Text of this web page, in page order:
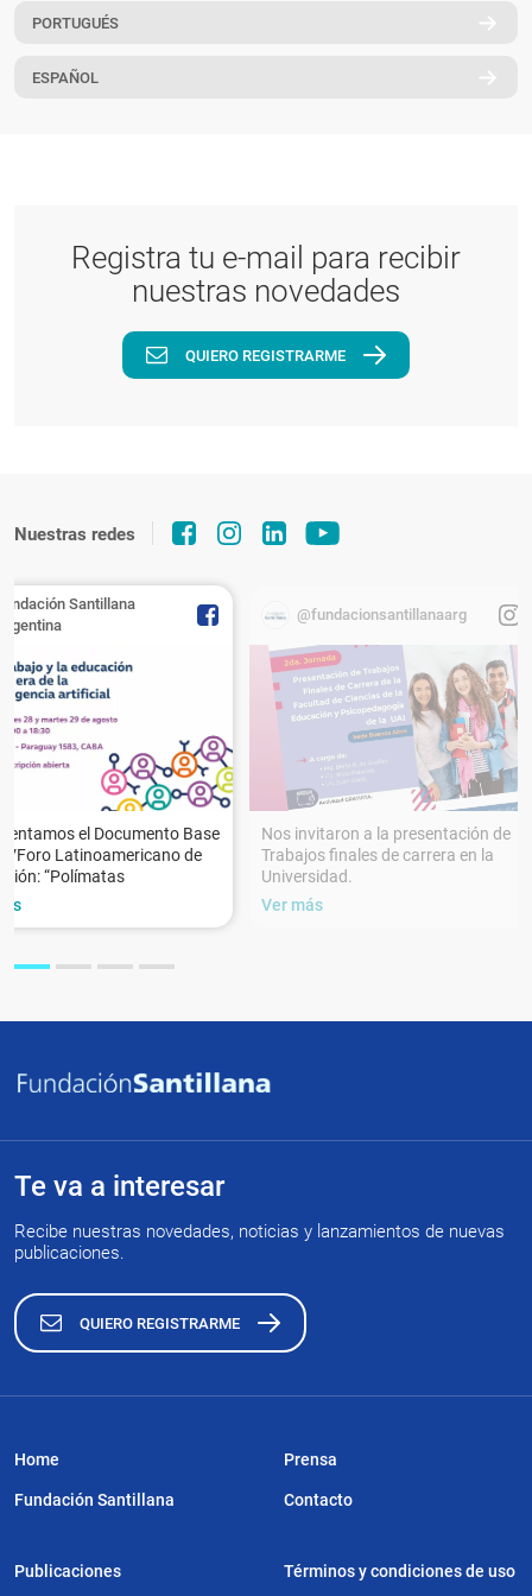
PT
PORTUGUÉS
ESPAÑOL
Registra tu e-mail para recibir
nuestras novedades
QUIERO REGISTRARME
Nuestras redes
Santillana
el Documento Base
Latinoamericano de
“Polímatas
@fundacionsantillanaarg
Nos invitaron a la presentación de
Trabajos finales de carrera en la
Universidad.
Ver más
Te va a interesar
Recibe nuestras novedades, noticias y lanzamientos de nuevas
publicaciones.
QUIERO REGISTRARME
Home
Fundación Santillana
Publicaciones
Prensa
Contacto
Términos y condiciones de uso